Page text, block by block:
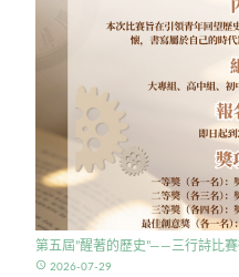
第五屆”醒著的歷史”——三行詩比
access_time 2026-07-29